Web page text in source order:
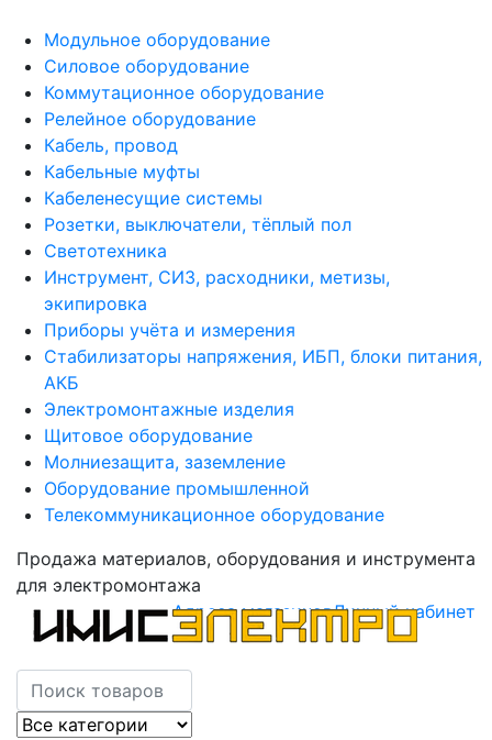
Модульное оборудование
Силовое оборудование
Коммутационное оборудование
Релейное оборудование
Кабель, провод
Кабельные муфты
Кабеленесущие системы
Розетки, выключатели, тёплый пол
Светотехника
Инструмент, СИЗ, расходники, метизы,
экипировка
Приборы учёта и измерения
Стабилизаторы напряжения, ИБП, блоки питания,
АКБ
Электромонтажные изделия
Щитовое оборудование
Молниезащита, заземление
Оборудование промышленной
Телекоммуникационное оборудование
Продажа материалов, оборудования и инструмента
для электромонтажа
Адреса магазиновЛичный кабинет